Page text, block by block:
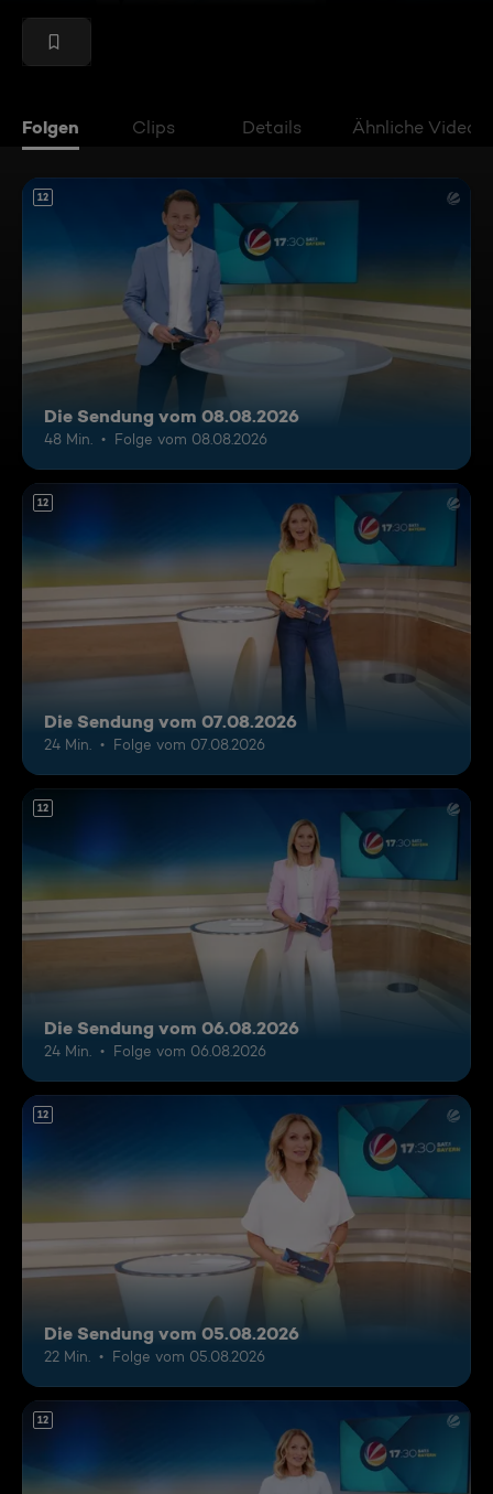
Folgen Clips Details Ähnliche Videos
12
Die Sendung vom 08.08.2026
48 Min. Folge vom 08.08.2026
12
Die Sendung vom 07.08.2026
24 Min. Folge vom 07.08.2026
12
Die Sendung vom 06.08.2026
24 Min. Folge vom 06.08.2026
12
Die Sendung vom 05.08.2026
22 Min. Folge vom 05.08.2026
12